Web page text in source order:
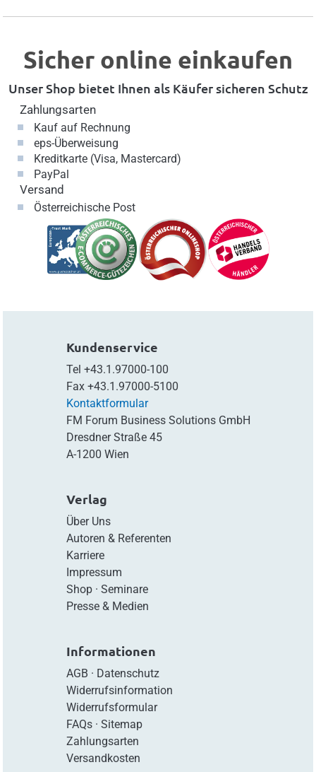
Sicher online einkaufen
Unser Shop bietet Ihnen als Käufer sicheren Schutz
Zahlungsarten
Kauf auf Rechnung
eps-Überweisung
Kreditkarte (Visa, Mastercard)
PayPal
Versand
Österreichische Post
Kundenservice
Tel +43.1.97000-100
Fax +43.1.97000-5100
Kontaktformular
FM Forum Business Solutions GmbH
Dresdner Straße 45
A-1200 Wien
Verlag
Über Uns
Autoren & Referenten
Karriere
Impressum
Shop· Seminare
Presse & Medien
Informationen
AGB · Datenschutz
Widerrufsinformation
Widerrufsformular
FAQs· Sitemap
Zahlungsarten
Versandkosten